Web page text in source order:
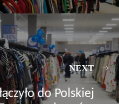
NEXT
do Polskiej